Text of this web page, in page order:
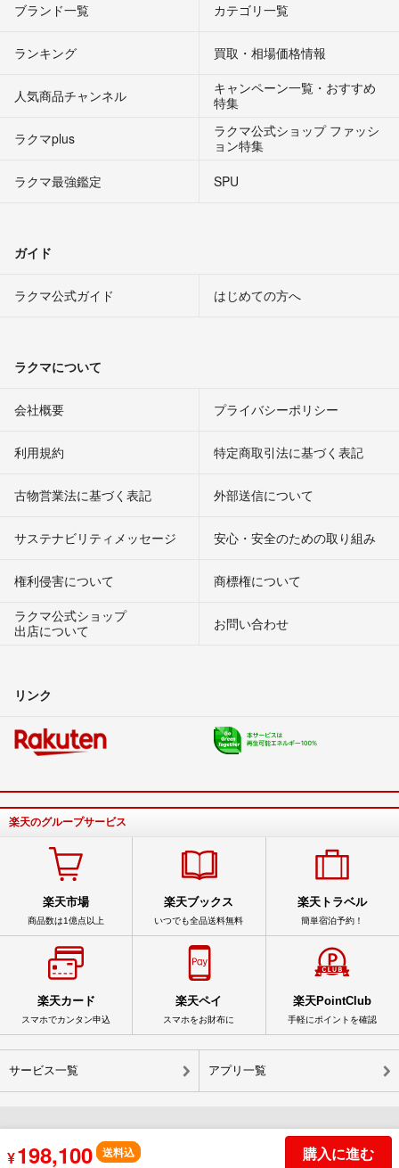
¥198,100 送料込 購入に進む
ブランド一覧 カテゴリ一覧
ランキング 買取・相場価格情報
人気商品チャンネル
キャンペーン一覧・おすすめ
特集
ラクマplus
ラクマ公式ショップ ファッシ
ョン特集
ラクマ最強鑑定
SPU
ガイド
ラクマ公式ガイド はじめての方へ
ラクマについて
会社概要 プライバシーポリシー
利用規約 特定商取引法に基づく表記
古物営業法に基づく表記 外部送信について
サステナビリティメッセージ 安心・安全のための取り組み
権利侵害について
商標権について
ラクマ公式ショップ
出店について
お問い合わせ
リンク
楽天のグループサービス
楽天市場
商品数は1億点以上
楽天ブックス
いつでも全品送料無料
楽天トラベル
簡単宿泊予約！
楽天カード
スマホでカンタン申込
楽天ペイ
スマホをお財布に
楽天PointClub
手軽にポイントを確認
サービス一覧 アプリ一覧